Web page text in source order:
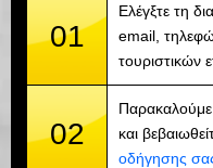
01
Ελέγξτε τη
email,
τουριστικών
02
και
οδήγησης